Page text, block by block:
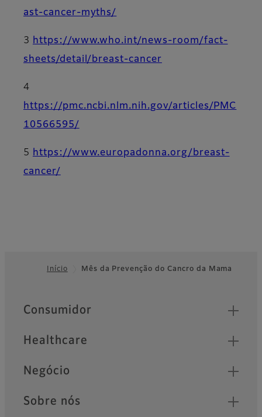
ast-cancer-myths/
3 https://www.who.int/news-room/fact-
sheets/detail/breast-cancer
4
https://pmc.ncbi.nlm.nih.gov/articles/PMC
10566595/
5 https://www.europadonna.org/breast-
cancer/
Início Mês da Prevenção do Cancro da Mama
Quick Links
Consumidor
Healthcare
Negócio
Sobre nós